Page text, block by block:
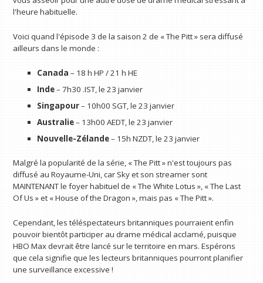
l'heure habituelle.
Voici quand l'épisode 3 de la saison 2 de « The Pitt » sera diffusé
ailleurs dans le monde :
Canada – 18 h HP / 21 h HE
Inde– 7h30 .IST, le 23 janvier
Singapour– 10h00 SGT, le 23 janvier
Australie– 13h00 AEDT, le 23 janvier
Nouvelle-Zélande– 15h NZDT, le 23 janvier
Malgré la popularité de la série, « The Pitt » n'est toujours pas
diffusé au Royaume-Uni, car Sky et son streamer sont
MAINTENANT le foyer habituel de « The White Lotus », « The Last
Of Us » et « House of the Dragon », mais pas « The Pitt ».
Cependant, les téléspectateurs britanniques pourraient enfin
pouvoir bientôt participer au drame médical acclamé, puisque
HBO Max devrait être lancé sur le territoire en mars. Espérons
que cela signifie que les lecteurs britanniques pourront planifier
une surveillance excessive !